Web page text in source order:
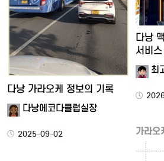
다낭 가라오케 정보의 기록
다낭에코다클럽실장
2025-09-02
다낭
서비
최
가라오